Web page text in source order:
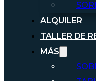
ALQUILER
TALLER DE
MÁS